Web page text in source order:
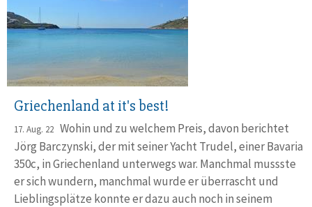
Griechenland at it's best!
17. Aug. 22 Wohin und zu welchem Preis, davon berichtet
Jörg Barczynski, der mit seiner Yacht Trudel, einer Bavaria
350c, in Griechenland unter­wegs war. Manchmal mussste
er sich wundern, manchmal wurde er überrascht und
Lieblings­plätze konnte er dazu auch noch in seinem